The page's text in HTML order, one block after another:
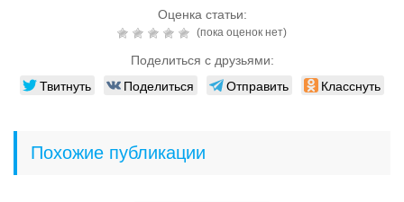
Оценка статьи:
(пока оценок нет)
Поделиться с друзьями:
Твитнуть Поделиться Отправить Класснуть
Похожие публикации